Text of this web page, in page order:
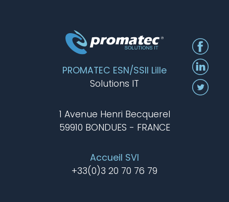
PROMATEC ESN/SSII Lille
Solutions IT
1 Avenue Henri Becquerel
59910 BONDUES - FRANCE
Accueil SVI
+33(0)3 20 70 76 79